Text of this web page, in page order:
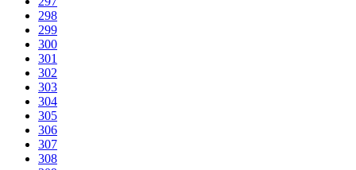
298
299
300
301
302
303
304
305
306
307
308